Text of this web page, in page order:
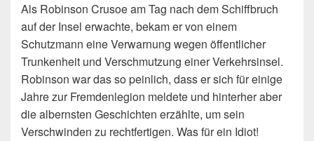
Als Robinson Crusoe am Tag nach dem Schiffbruch
auf der Insel erwachte, bekam er von einem
Schutzmann eine Verwarnung wegen öffentlicher
Trunkenheit und Verschmutzung einer Verkehrsinsel.
Robinson war das so peinlich, dass er sich für einige
Jahre zur Fremdenlegion meldete und hinterher aber
die albernsten Geschichten erzählte, um sein
Verschwinden zu rechtfertigen. Was für ein Idiot!